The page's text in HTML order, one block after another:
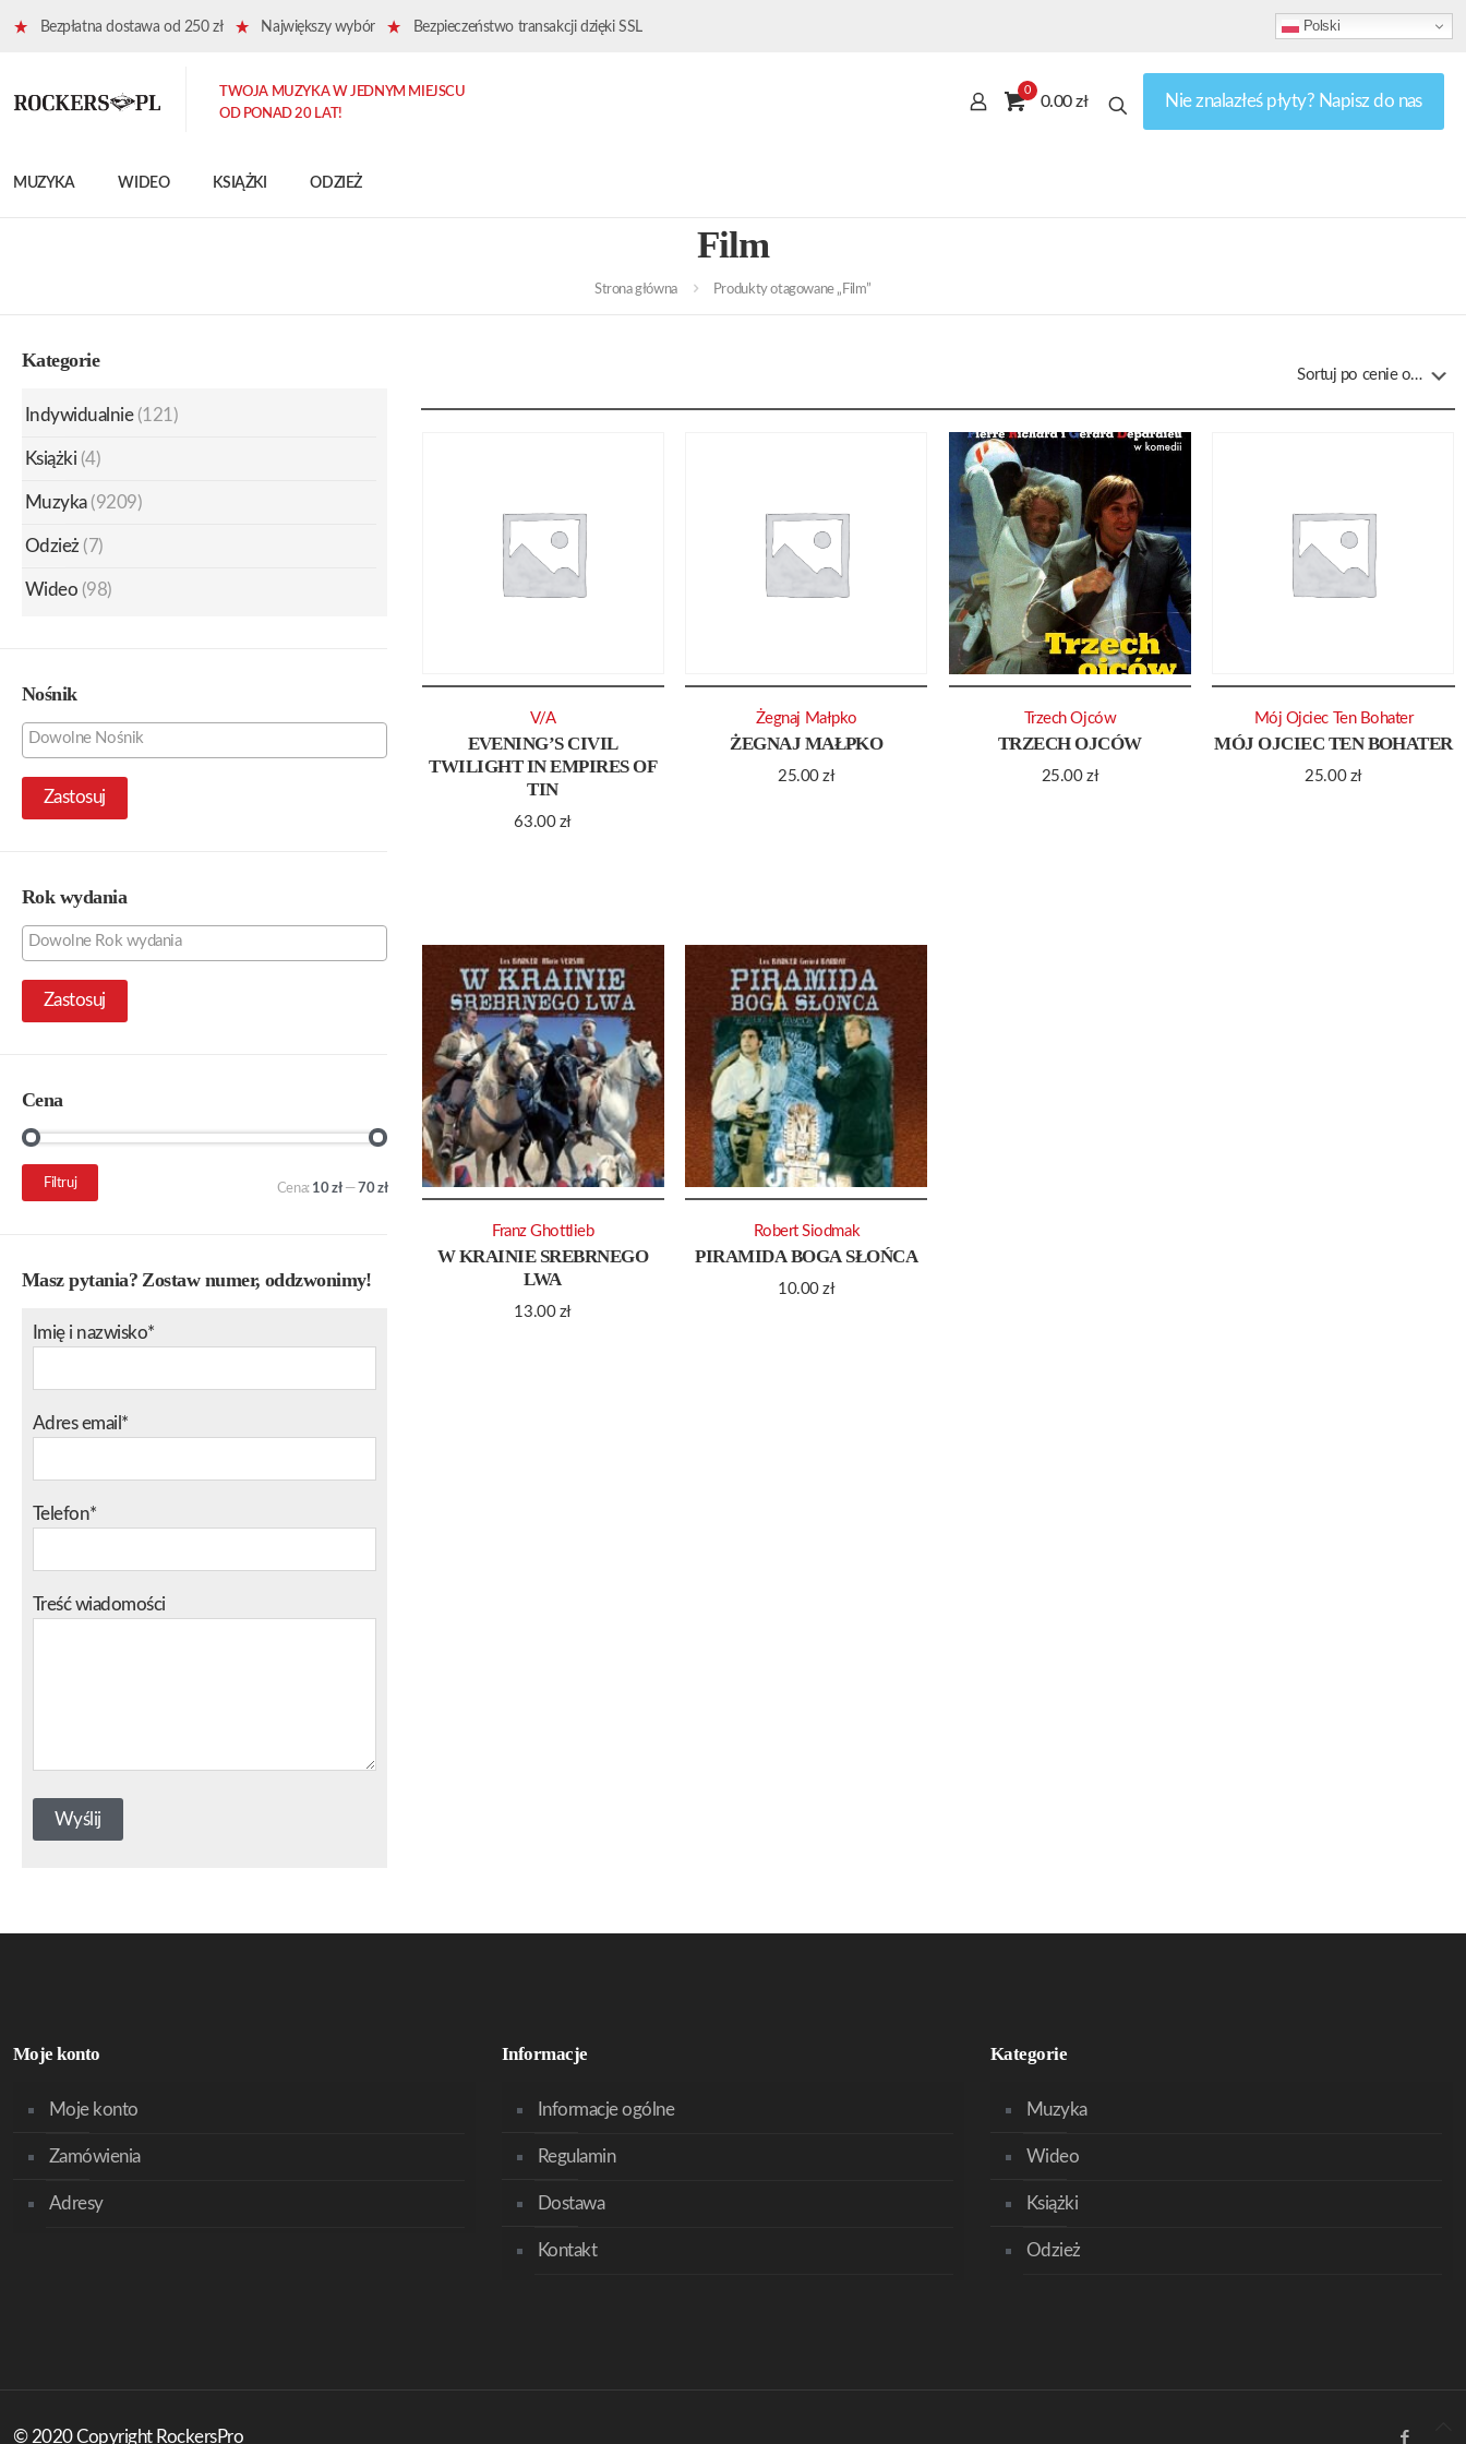
Bezpłatna dostawa od 250 zł Największy wybór Bezpieczeństwo transakcji dzięki SSL Polski
MUZYKA WIDEO KSIĄŻKI ODZIEŻ
TWOJA MUZYKA W JEDNYM MIEJSCU
OD PONAD 20 LAT!
0
0.00 zł Nie znalazłeś płyty? Napisz do nas
Film
Strona główna Produkty otagowane „Film”
EVENING’S CIVIL
TWILIGHT IN EMPIRES OF
TIN
63.00 zł
V/A
ŻEGNAJ MAŁPKO
25.00zł
Żegnaj Małpko
TRZECH OJCÓW
25.00zł
Trzech Ojców
MÓJ OJCIEC TEN BOHATER
25.00 zł
Mój Ojciec Ten Bohater
W KRAINIE SREBRNEGO
LWA
13.00 zł
Franz Ghottlieb
PIRAMIDA BOGA SŁOŃCA
10.00zł
Robert Siodmak
Kategorie
Indywidualnie (121)
Książki (4)
Muzyka (9209)
Odzież (7)
Wideo (98)
Nośnik
Zastosuj
Rok wydania
Zastosuj
Cena
Cena
min.
Cena
maks.
Filtruj Cena: 10 zł— 70 zł
Masz pytania? Zostaw numer, oddzwonimy!
Imię i nazwisko*
Adres email*
Telefon*
Treść wiadomości
Moje konto
Moje konto
Zamówienia
Adresy
Informacje
Informacje ogólne
Regulamin
Dostawa
Kontakt
Kategorie
Muzyka
Wideo
Książki
Odzież
© 2020 Copyright RockersPro